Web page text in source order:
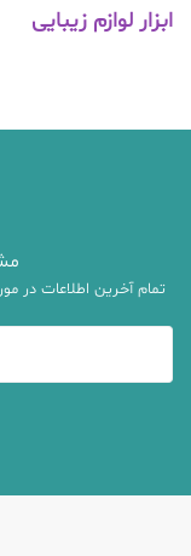
ابزار لوازم زیبایی
تمام آخرین اطلاعات در